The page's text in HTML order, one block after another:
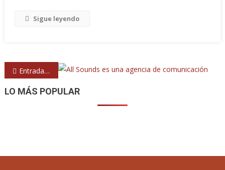
Sigue leyendo
Navegación
de
Entradas anteriores
LO MÁS POPULAR